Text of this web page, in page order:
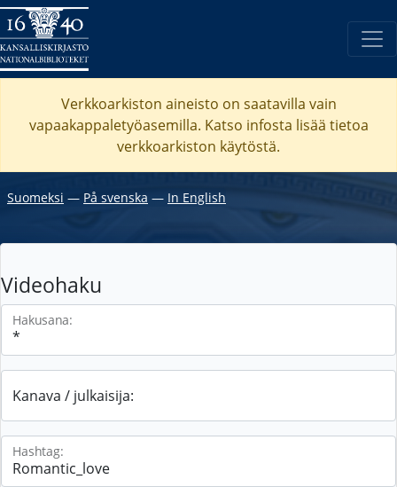
Verkkoarkiston aineisto on saatavilla vain
vapaakappaletyöasemilla. Katso infosta lisää tietoa
verkkoarkiston käytöstä.
Suomeksi ― På svenska ― In English
Videohaku
Hakusana:
Kanava / julkaisija:
Hashtag: